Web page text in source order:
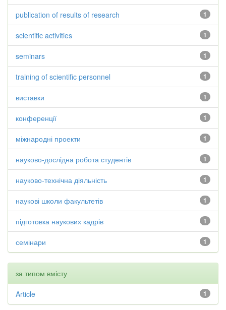
1
publication of results of research
1
scientific activities
1
seminars
1
training of scientific personnel
1
виставки
1
конференції
1
міжнародні проекти
1
науково-дослідна робота студентів
1
науково-технічна діяльність
1
наукові школи факультетів
1
підготовка наукових кадрів
1
семінари
за типом вмісту
1
Article